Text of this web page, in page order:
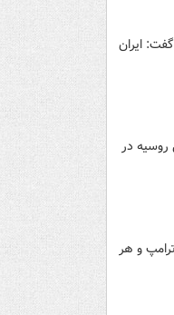
ایران
روسیه در
و هر